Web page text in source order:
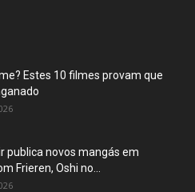
Estes 10 filmes provam que
publica novos mangás em
Frieren, Oshi no...